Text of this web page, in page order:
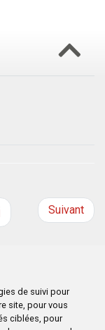
de suivi pour
site, pour vous
ciblées, pour
Suivant
C